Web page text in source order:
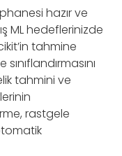
hazır ve
ML hedeflerinizde
tahmine
tahmini ve
rastgele